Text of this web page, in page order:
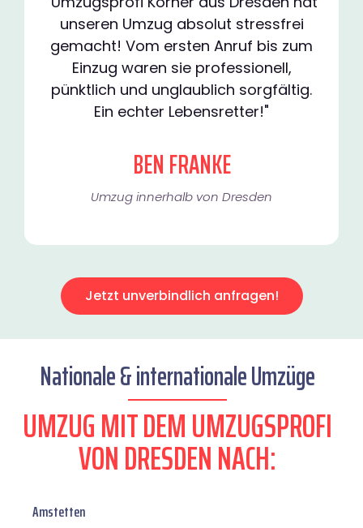
unseren Umzug absolut stressfrei
gemacht! Vom ersten Anruf bis zum
Einzug waren sie professionell,
pünktlich und unglaublich sorgfältig.
Ein echter Lebensretter!"
BEN FRANKE
Umzug innerhalb von Dresden​
Jetzt unverbindlich anfragen!
Nationale & internationale Umzüge
UMZUG MIT DEM UMZUGSPROFI
VON DRESDEN NACH:
Amstetten